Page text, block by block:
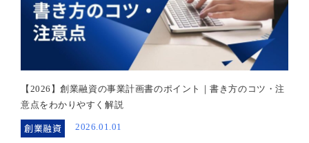
【2026】創業融資の事業計画書のポイント｜書き方のコツ・注
意点をわかりやすく解説
創業融資 2026.01.01